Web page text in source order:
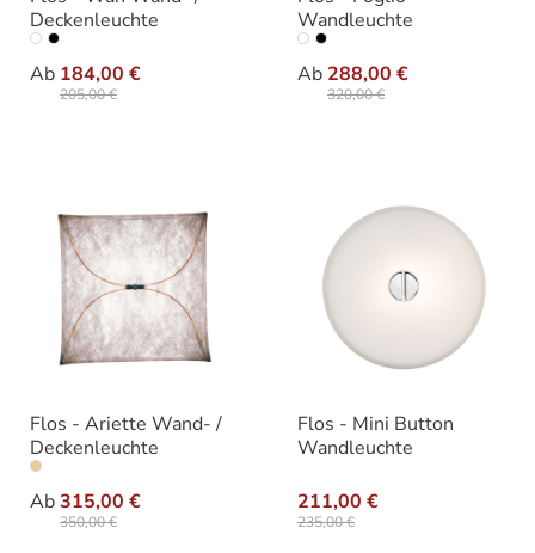
Deckenleuchte
Ab 184,00 €
205,00 €
Ausführung
Wandleuchte
Ab 288,00 €
320,00 €
Variante
Flos - Ariette Wand- /
Deckenleuchte
Ab315,00 €
350,00 €
Ausführung
Flos - Mini Button
Wandleuchte
211,00 €
235,00 €